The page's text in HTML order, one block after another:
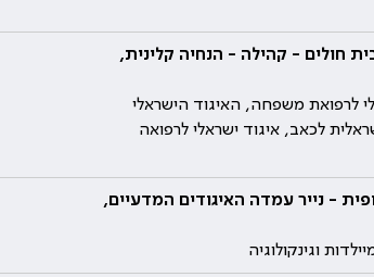
חולים - קהילה - הנחיה קלינית,
לרפואת משפחה, האיגוד הישראלי
לכאב, איגוד ישראלי לרפואה
- נייר עמדה האיגודים המדעיים,
וגינקולוגיה